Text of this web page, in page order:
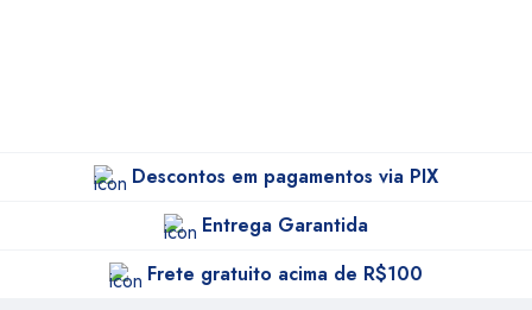
Descontos em pagamentos via PIX
Entrega Garantida
Frete gratuito acima de R$100